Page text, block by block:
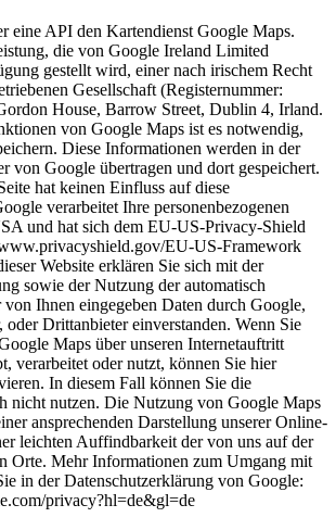
eine API den Kartendienst Google Maps.
die von Google Ireland Limited
gestellt wird, einer nach irischem Recht
Gesellschaft (Registernummer:
House, Barrow Street, Dublin 4, Irland.
von Google Maps ist es notwendig,
Diese Informationen werden in der
von Google übertragen und dort gespeichert.
hat keinen Einfluss auf diese
verarbeitet Ihre personenbezogenen
und hat sich dem EU-US-Privacy-Shield
EU-US-Framework
Website erklären Sie sich mit der
sowie der Nutzung der automatisch
von Ihnen eingegeben Daten durch Google,
oder Drittanbieter einverstanden. Wenn Sie
Maps über unseren Internetauftritt
verarbeitet oder nutzt, können Sie hier
In diesem Fall können Sie die
nicht nutzen. Die Nutzung von Google Maps
ansprechenden Darstellung unserer Online-
leichten Auffindbarkeit der von uns auf der
Orte. Mehr Informationen zum Umgang mit
in der Datenschutzerklärung von Google:
privacy?hl=de&gl=de